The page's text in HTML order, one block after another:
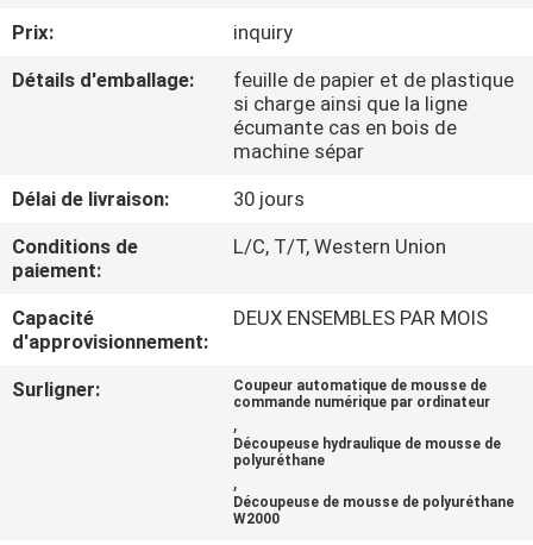
CONTRÔLE
CONTACTEZ-
NOUS
DEMANDEZ
UNE
Prix:
inquiry
Détails d'emballage:
feuille de papier et de plastique
si charge ainsi que la ligne
écumante cas en bois de
machine sépar
Délai de livraison:
30 jours
Conditions de
paiement:
L/C, T/T, Western Union
Capacité
d'approvisionnement:
DEUX ENSEMBLES PAR MOIS
Surligner:
Coupeur automatique de mousse de
commande numérique par ordinateur
,
Découpeuse hydraulique de mousse de
polyuréthane
,
Découpeuse de mousse de polyuréthane
W2000